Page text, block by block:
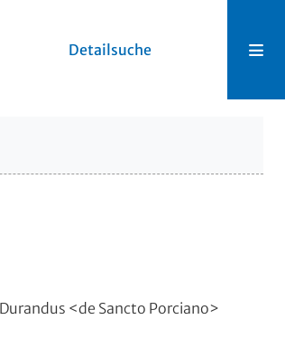
Detailsuche
<de Sancto Porciano>